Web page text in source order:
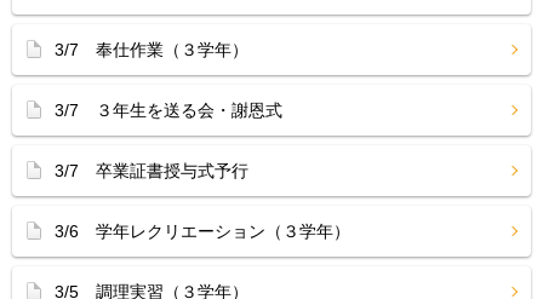
3/7 奉仕作業（３学年）
3/7 ３年生を送る会・謝恩式
3/7 卒業証書授与式予行
3/6 学年レクリエーション（３学年）
3/5 調理実習（３学年）